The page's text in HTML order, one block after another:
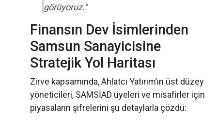
görüyoruz."
Finansın Dev İsimlerinden
Samsun Sanayicisine
Stratejik Yol Haritası
Zirve kapsamında, Ahlatcı Yatırım’ın üst düzey
yöneticileri, SAMSİAD üyeleri ve misafirler için
piyasaların şifrelerini şu detaylarla çözdü: